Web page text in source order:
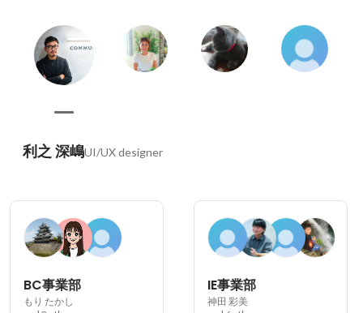
利之 深嶋UI/UX designer
BC事業部
もり たかし
IE事業部
神田 彩美